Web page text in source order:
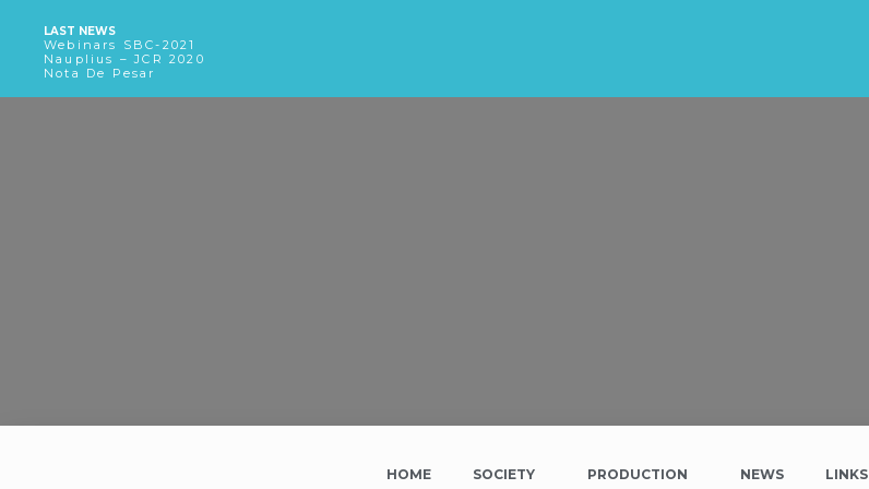
LAST NEWS
Webinars SBC-2021
Nauplius – JCR 2020
Nota De Pesar
HOME SOCIETY PRODUCTION NEWS LINKS